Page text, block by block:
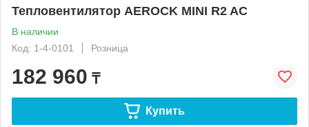
Тепловентилятор AEROCK MINI R2 AC
В наличии
Код: 1-4-0101
Розница
182 960 ₸
Купить